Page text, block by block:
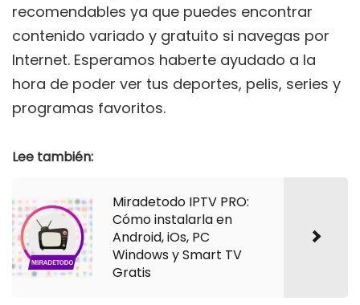
recomendables ya que puedes encontrar
contenido variado y gratuito si navegas por
Internet. Esperamos haberte ayudado a la
hora de poder ver tus deportes, pelis, series y
programas favoritos.
Lee también:
Miradetodo IPTV PRO:
Cómo instalarla en
Android, iOs, PC
Windows y Smart TV
Gratis